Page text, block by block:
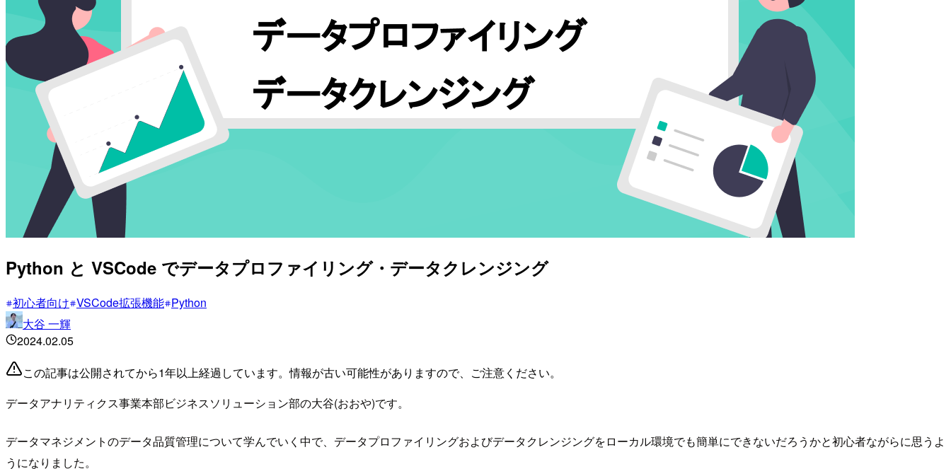
Python と VSCode でデータプロファイリング・データクレンジング
初心者向け VSCode拡張機能 Python
大谷 一輝
2024.02.05
この記事は公開されてから1年以上経過しています。情報が古い可能性がありますので、ご注意ください。
データアナリティクス事業本部ビジネスソリューション部の大谷(おおや)です。
データマネジメントのデータ品質管理について学んでいく中で、データプロファイリングおよびデータクレンジングをローカル環境でも簡単にできないだろうかと初心者ながらに思うよ
うになりました。